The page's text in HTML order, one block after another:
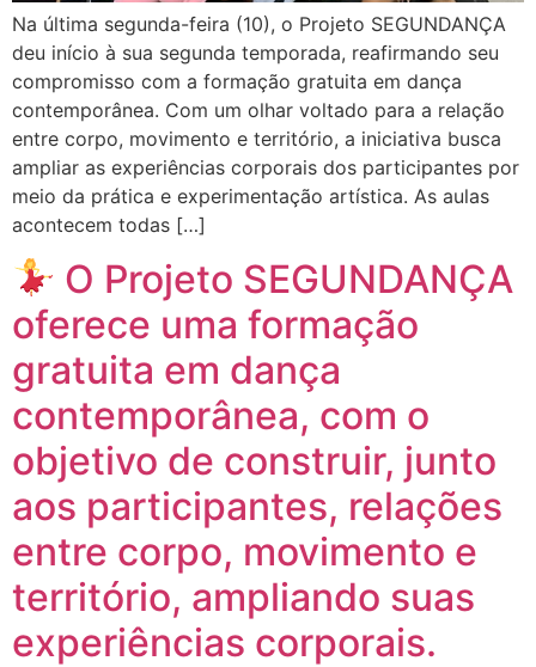
Na última segunda-feira (10), o Projeto SEGUNDANÇA
deu início à sua segunda temporada, reafirmando seu
compromisso com a formação gratuita em dança
contemporânea. Com um olhar voltado para a relação
entre corpo, movimento e território, a iniciativa busca
ampliar as experiências corporais dos participantes por
meio da prática e experimentação artística. As aulas
acontecem todas […]
O Projeto SEGUNDANÇA
oferece uma formação
gratuita em dança
contemporânea, com o
objetivo de construir, junto
aos participantes, relações
entre corpo, movimento e
território, ampliando suas
experiências corporais.